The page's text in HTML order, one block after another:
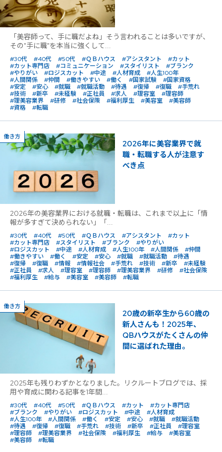
「美容師って、手に職だよね」そう言われることは多いですが、
その"手に職"を本当に強くして...
#30代 #40代 #50代 #ＱＢハウス #アシスタント
#カット
#カット専門店
#コミュニケーション #スタイリスト
#ブランク
#やりがい
#ロジスカット #中途 #人材育成
#人生100年
#人間関係
#仲間 #働きやすい #働く #国家試験
#国家資格
#安定
#安心 #就職 #就職活動 #待遇 #復帰 #復職
#手荒れ
#技術
#新卒 #未経験 #正社員 #求人 #理容室
#理容師
#理美容業界
#研修 #社会保険 #福利厚生 #美容室
#美容師
#資格
#転職
働き方
2026年に美容業界で就
職・転職する人が注意す
べき点
2026年の美容業界における就職・転職は、これまで以上に「情
報が多すぎて決められない」「...
#30代 #40代 #50代 #ＱＢハウス #アシスタント
#カット
#カット専門店
#スタイリスト #ブランク
#やりがい
#ロジスカット
#中途 #人材育成 #人生100年 #人間関係
#仲間
#働きやすい
#働く #安定 #安心 #就職 #就職活動
#待遇
#復帰
#復職 #情報 #情報社会 #手荒れ #技術 #新卒
#未経験
#正社員
#求人 #理容室 #理容師 #理美容業界 #研修
#社会保険
#福利厚生
#給与 #美容室 #美容師 #転職
働き方
20歳の新卒生から60歳の
新人さんも！2025年、
QBハウスがたくさんの仲
間に選ばれた理由。
2025年も残りわずかとなりました。リクルートブログでは、採
用や育成に関わる記事を1年間...
#30代 #40代 #50代 #ＱＢハウス #カット
#カット専門店
#ブランク
#やりがい #ロジスカット #中途
#人材育成
#人生100年
#人間関係 #働く #安定 #安心 #就職
#就職活動
#待遇
#復帰 #復職 #手荒れ #技術 #新卒 #正社員
#理容室
#理容師
#理美容業界 #社会保険 #福利厚生 #給与
#美容室
#美容師
#転職